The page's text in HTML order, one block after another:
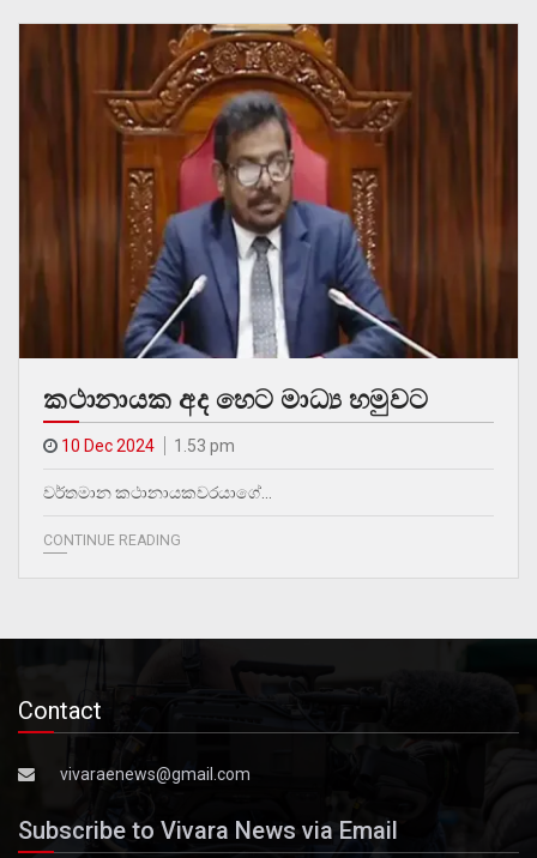
කථානායක අද හෙට මාධ්‍ය හමුවට
10 Dec 2024 1.53 pm
වර්තමාන කථානායකවරයාගේ…
CONTINUE READING
Contact
vivaraenews@gmail.com
Subscribe to Vivara News via Email